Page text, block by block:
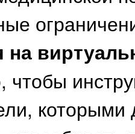
на
чтобы